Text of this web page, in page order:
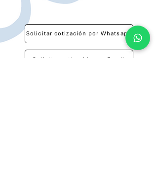
Solicitar cotización por Whatsapp
Solicitar cotización por Email